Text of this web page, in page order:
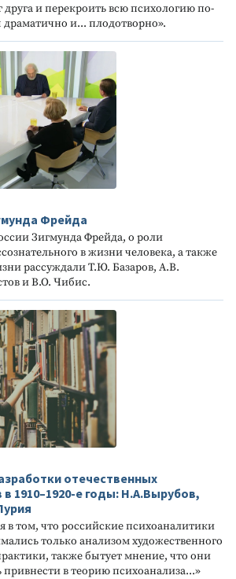
друга и перекроить всю психологию по-
и... плодотворно».
Фрейда
Зигмунда Фрейда, о роли
в жизни человека, а также
рассуждали Т.Ю. Базаров, А.В.
и В.О. Чибис.
отечественных
1910–1920-е годы: Н.А.Вырубов,
том, что российские психоаналитики
только анализом художественного
также бытует мнение, что они
в теорию психоанализа...»